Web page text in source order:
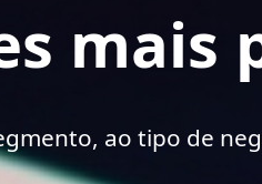
mais
ao tipo de